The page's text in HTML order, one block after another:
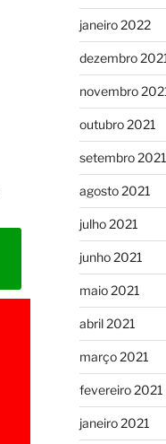
janeiro 2022
dezembro
novembro
outubro 2021
setembro 2021
agosto 2021
julho 2021
junho 2021
maio 2021
abril 2021
março 2021
fevereiro 2021
janeiro 2021